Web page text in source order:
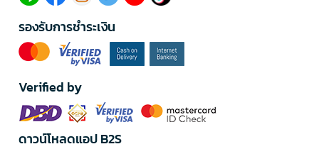
รองรับการชำระเงิน
Verified by
ดาวน์โหลดแอป B2S